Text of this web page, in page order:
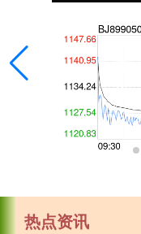
热点资讯